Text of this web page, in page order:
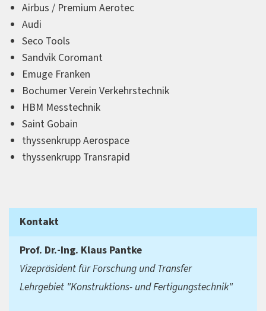
Airbus / Premium Aerotec
Audi
Seco Tools
Sandvik Coromant
Emuge Franken
Bochumer Verein Verkehrstechnik
HBM Messtechnik
Saint Gobain
thyssenkrupp Aerospace
thyssenkrupp Transrapid
Kontakt
Prof. Dr.-Ing. Klaus Pantke
Vizepräsident für Forschung und Transfer
Lehrgebiet "Konstruktions- und Fertigungstechnik"